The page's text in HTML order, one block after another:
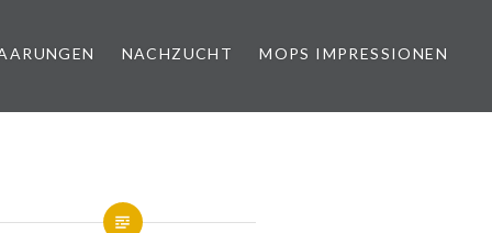
NACHZUCHT MOPS IMPRESSIONEN